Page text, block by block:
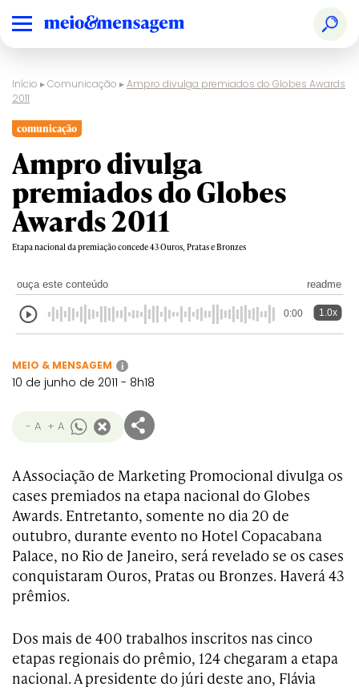
Início ▸Comunicação ▸Ampro divulga premiados do Globes Awards
2011
comunicação
Ampro divulga
premiados do Globes
Awards 2011
Etapa nacional da premiação concede 43 Ouros, Pratas e Bronzes
ouça este conteúdo readme
0:00 1.0x
MEIO & MENSAGEM i
10 de junho de 2011 - 8h18
- A + A
A Associação de Marketing Promocional divulga os
cases premiados na etapa nacional do Globes
Awards. Entretanto, somente no dia 20 de
outubro, durante evento no Hotel Copacabana
Palace, no Rio de Janeiro, será revelado se os cases
conquistaram Ouros, Pratas ou Bronzes. Haverá 43
prêmios.
Dos mais de 400 trabalhos inscritos nas cinco
etapas regionais do prêmio, 124 chegaram a etapa
nacional. A presidente do júri deste ano, Flávia